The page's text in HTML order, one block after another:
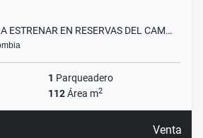
ESTRENAR EN RESERVAS DEL CAM…
1 Parqueadero
112Área m2
Venta